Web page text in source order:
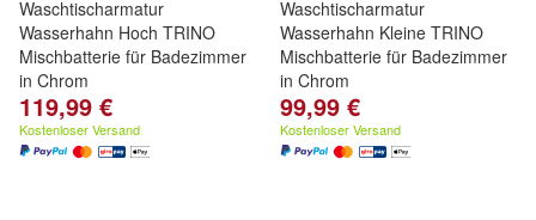
Waschtischarmatur
Wasserhahn Hoch TRINO
Mischbatterie für Badezimmer
in Chrom
119,99 €
Kostenloser Versand
Waschtischarmatur
Wasserhahn Kleine TRINO
Mischbatterie für Badezimmer
in Chrom
99,99 €
Kostenloser Versand